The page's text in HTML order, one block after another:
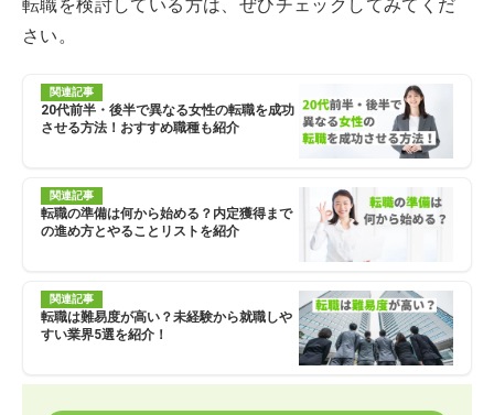
転職を検討している方は、ぜひチェックしてみてくだ
さい。
関連記事
20代前半・後半で異なる女性の転職を成功
させる方法！おすすめ職種も紹介
関連記事
転職の準備は何から始める？内定獲得まで
の進め方とやることリストを紹介
関連記事
転職は難易度が高い？未経験から就職しや
すい業界5選を紹介！